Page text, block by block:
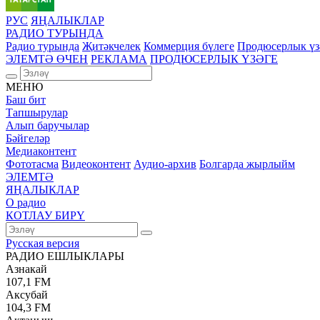
РУС ЯҢАЛЫКЛАР
РАДИО ТУРЫНДА
Радио турында Җитәкчелек Коммерция бүлеге Продюсерлык
ЭЛЕМТӘ ӨЧЕН РЕКЛАМА ПРОДЮСЕРЛЫК ҮЗӘГЕ
МЕНЮ
Баш бит
Тапшырулар
Алып баручылар
Бәйгеләр
Медиаконтент
Фототасма Видеоконтент Аудио-архив Болгарда жырлыйм
ЭЛЕМТӘ
ЯҢАЛЫКЛАР
О радио
КОТЛАУ БИРҮ
Русская версия
РАДИО ЕШЛЫКЛАРЫ
Азнакай
107,1 FM
Аксубай
104,3 FM